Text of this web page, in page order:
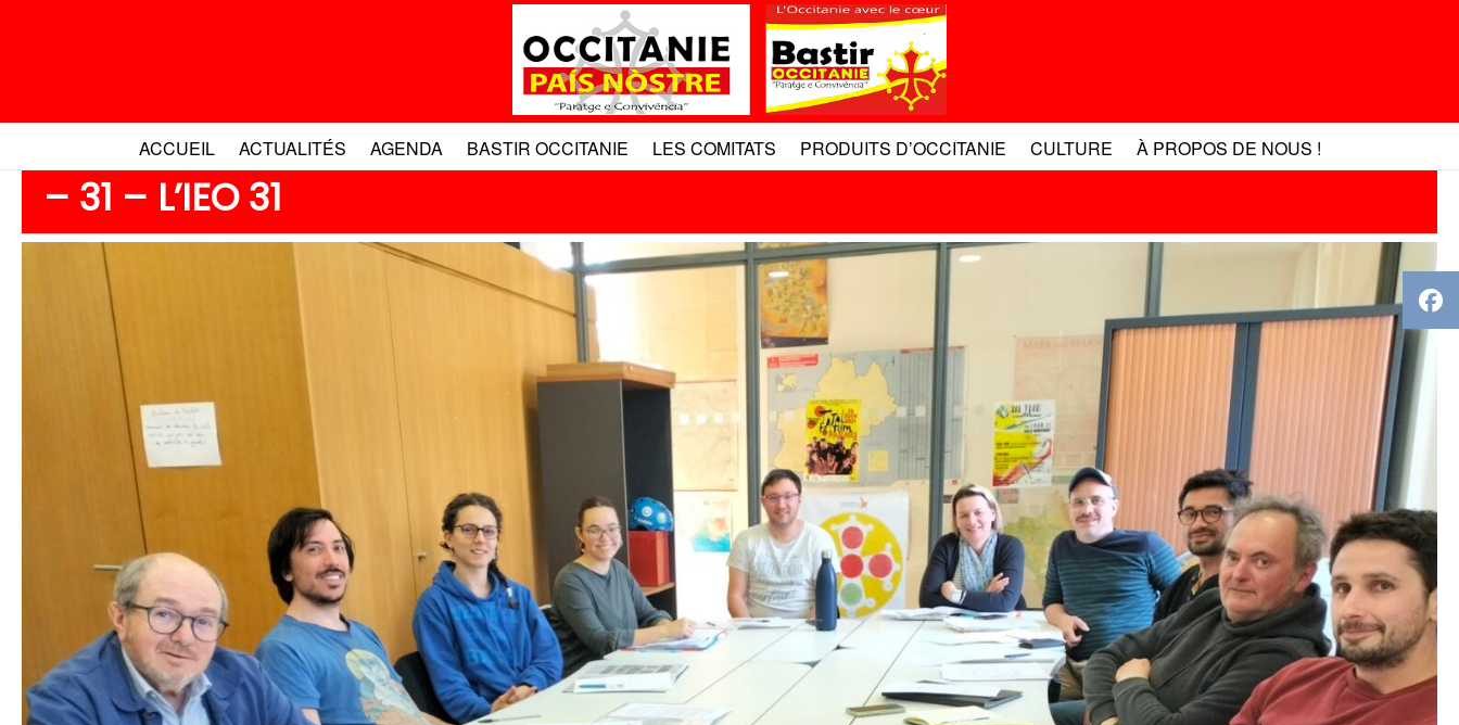
ACCUEIL ACTUALITÉS AGENDA BASTIR OCCITANIE LES COMITATS PRODUITS D’OCCITANIE CULTURE À PROPOS DE NOUS !
– 31 – L’IEO 31